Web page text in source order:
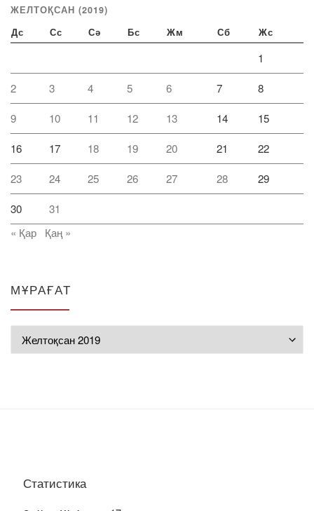
ЖЕЛТОҚСАН (2019)
Дс Сс Сә Бс Жм Сб Жс
1
2 3 4 5 6 7 8
9 10 11 12 13 14 15
16 17 18 19 20 21 22
23 24 25 26 27 28 29
30
31
« Қар
Қаң »
МҰРАҒАТ
Статистика